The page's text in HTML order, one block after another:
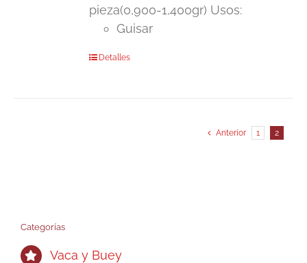
pieza(0,900-1,400gr) Usos:
Guisar
Detalles
Anterior 1 2
Categorías
Vaca y Buey